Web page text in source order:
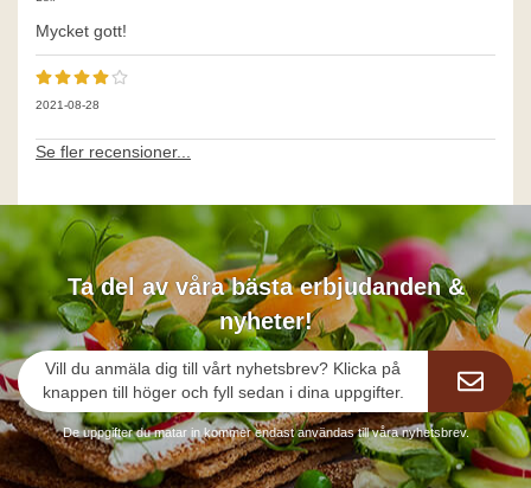
Mycket gott!
2021-08-28
Se fler recensioner...
Ta del av våra bästa erbjudanden &
nyheter!
Vill du anmäla dig till vårt nyhetsbrev? Klicka på
knappen till höger och fyll sedan i dina uppgifter.
De uppgifter du matar in kommer endast användas till våra nyhetsbrev.